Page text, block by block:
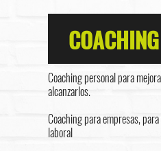
COACHING
Coaching personal para
alcanzarlos.
Coaching para empresas,
laboral